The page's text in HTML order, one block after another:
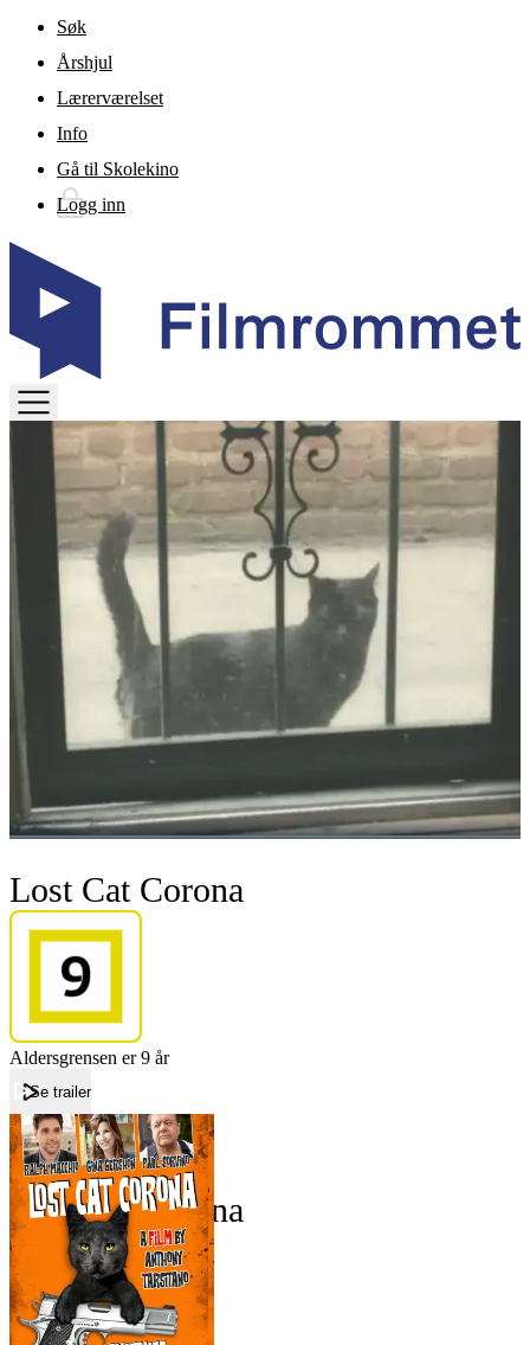
Gå til hovedinnhold
Søk
Årshjul
Lærerværelset
Info
Gå til Skolekino
Logg inn
TOGGLE
MENU
Lost Cat Corona
Aldersgrensen er 9 år
Se trailer
ForsideLost Cat Corona
Lost Cat Corona
Film
Forfatter:
Leverandør:
Norgesfilm AS
Lisens: